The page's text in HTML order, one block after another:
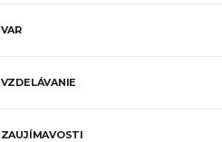
VAR
VZDELÁVANIE
ZAUJÍMAVOSTI